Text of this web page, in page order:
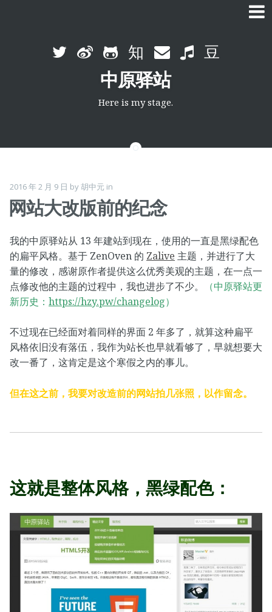
Skip
中原驿站
Here is my stage.
2016 年 2 月 9 日 by胡中元 in
网站大改版前的纪念
我的中原驿站从 13 年建站到现在，使用的一直是黑绿配色
的扁平风格。基于 ZenOven 的 Zalive 主题，并进行了大
量的修改，感谢原作者提供这么优秀美观的主题，在一点一
点修改他的主题的过程中，我也进步了不少。
（中原驿站更
新历史： https://hzy.pw/changelog）
不过现在已经面对着同样的界面 2 年多了，就算这种扁平
风格依旧没有落伍，我作为站长也早就看够了，早就想要大
改一番了，这肯定是这个寒假之内的事儿。
但在这之前，我要对改造前的网站拍几张照，以作留念。
这就是整体风格，黑绿配色：